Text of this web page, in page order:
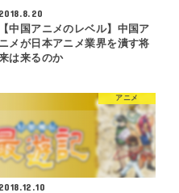
2018.8.20
【中国アニメのレベル】中国ア
ニメが日本アニメ業界を潰す将
は来るのか
アニメ
2018.12.10